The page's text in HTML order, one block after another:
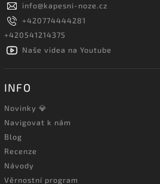
info@kapesni-noze.cz
+420774444281
+420541214375
Naše videa na Youtube
INFO
Novinky 💎
Navigovat k nám
Blog
Recenze
Návody
Věrnostní program